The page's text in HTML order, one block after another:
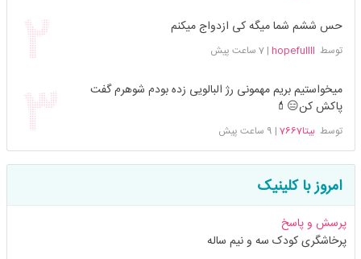
حس ششم شما میگه کی ازدواج میکنم
توسط hopefullll
|7 ساعت پیش
میخواستیم بریم مهمونی رژ البالویی زده بودم شوهرم گفت
پاکش کن😑💄
توسطبیتا7667 | 9 ساعت پیش
امروز با کلینیک
پرسش و پاسخ
پرخاشگری کودک سه و نیم ساله